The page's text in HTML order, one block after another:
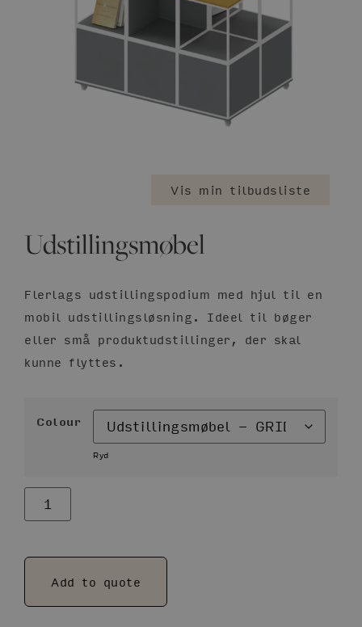
Vis min tilbudsliste
Udstillingsmøbel
Flerlags udstillingspodium med hjul til en
mobil udstillingsløsning. Ideel til bøger
eller små produktudstillinger, der skal
kunne flyttes.
Colour
Ryd
Add to quote